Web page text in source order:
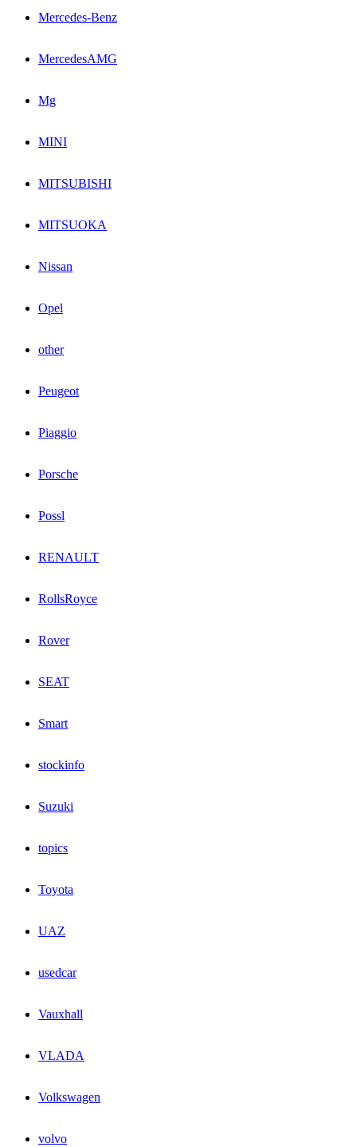
Mercedes-Benz
MercedesAMG
Mg
MINI
MITSUBISHI
MITSUOKA
Nissan
Opel
other
Peugeot
Piaggio
Porsche
Possl
RENAULT
RollsRoyce
Rover
SEAT
Smart
stockinfo
Suzuki
topics
Toyota
UAZ
usedcar
Vauxhall
VLADA
Volkswagen
volvo